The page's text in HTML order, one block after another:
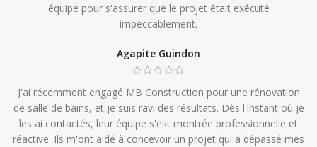
équipe pour s'assurer que le projet était exécuté
impeccablement.
Agapite Guindon
J'ai récemment engagé MB Construction pour une rénovation
de salle de bains, et je suis ravi des résultats. Dès l'instant où je
les ai contactés, leur équipe s'est montrée professionnelle et
réactive. Ils m'ont aidé à concevoir un projet qui a dépassé mes